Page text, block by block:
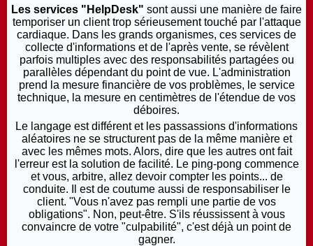
Les services "HelpDesk" sont aussi une manière de faire
temporiser un client trop sérieusement touché par l'attaque
cardiaque. Dans les grands organismes, ces services de
collecte d'informations et de l'après vente, se révèlent
parfois multiples avec des responsabilités partagées ou
parallèles dépendant du point de vue. L'administration
prend la mesure financière de vos problèmes, le service
technique, la mesure en centimètres de l'étendue de vos
déboires.
Le langage est différent et les passassions d'informations
aléatoires ne se structurent pas de la même manière et
avec les mêmes mots. Alors, dire que les autres ont fait
l'erreur est la solution de facilité. Le ping-pong commence
et vous, arbitre, allez devoir compter les points... de
conduite. Il est de coutume aussi de responsabiliser le
client. "Vous n'avez pas rempli une partie de vos
obligations". Non, peut-être. S'ils réussissent à vous
convaincre de votre "culpabilité", c'est déjà un point de
gagner.